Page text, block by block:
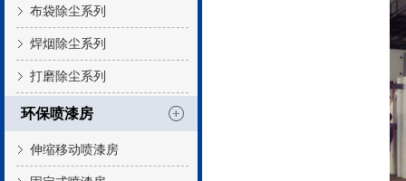
布袋除尘系列
焊烟除尘系列
打磨除尘系列
环保喷漆房
伸缩移动喷漆房